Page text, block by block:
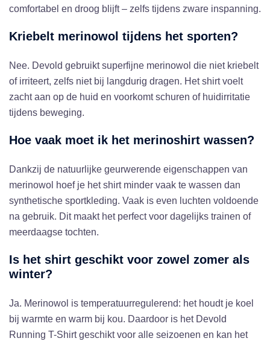
comfortabel en droog blijft – zelfs tijdens zware inspanning.
Kriebelt merinowol tijdens het sporten?
Nee. Devold gebruikt superfijne merinowol die niet kriebelt
of irriteert, zelfs niet bij langdurig dragen. Het shirt voelt
zacht aan op de huid en voorkomt schuren of huidirritatie
tijdens beweging.
Hoe vaak moet ik het merinoshirt wassen?
Dankzij de natuurlijke geurwerende eigenschappen van
merinowol hoef je het shirt minder vaak te wassen dan
synthetische sportkleding. Vaak is even luchten voldoende
na gebruik. Dit maakt het perfect voor dagelijks trainen of
meerdaagse tochten.
Is het shirt geschikt voor zowel zomer als
winter?
Ja. Merinowol is temperatuurregulerend: het houdt je koel
bij warmte en warm bij kou. Daardoor is het Devold
Running T-Shirt geschikt voor alle seizoenen en kan het